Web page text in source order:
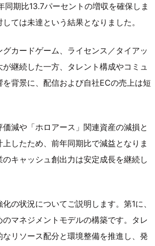
期比13.7パーセントの増収を確保しま
ては未達という結果となりました。
カードゲーム、ライセンス／タイアッ
継続した一方、タレント構成やコミュ
背景に、配信および自社ECの売上は短
減や「ホロアース」関連資産の減損と
したため、前年同期比で減益となりま
キャッシュ創出力は安定成長を継続し
の状況についてご説明します。第1に、
マネジメントモデルの構築です。タレ
リソース配分と環境整備を推進し、発